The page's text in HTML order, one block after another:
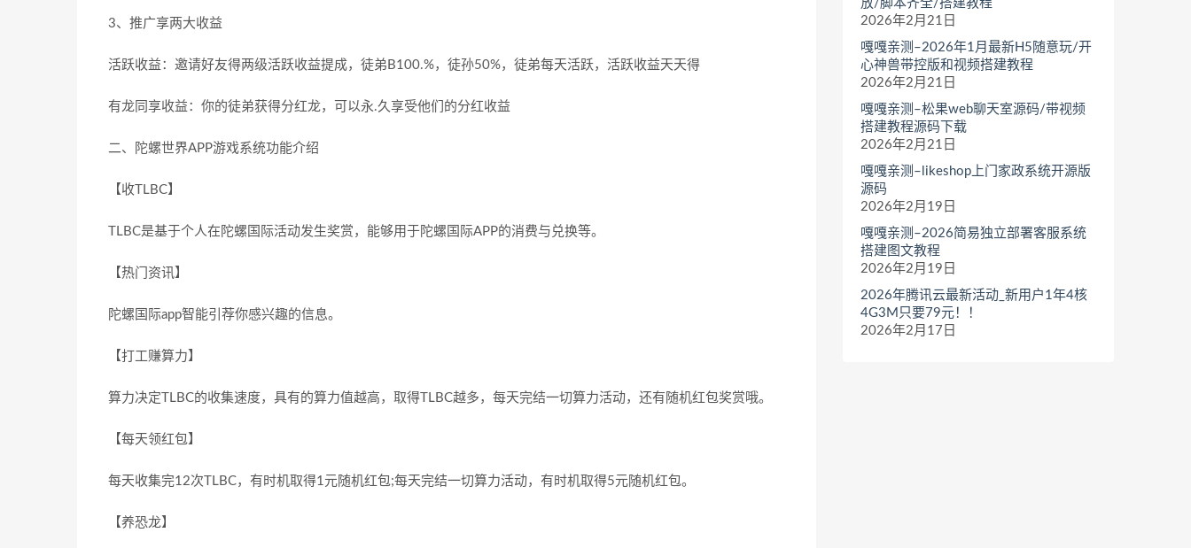
3、推广享两大收益
活跃收益：邀请好友得两级活跃收益提成，徒弟B100.%，徒孙50%，徒弟每天活跃，活跃收益天天得
有龙同享收益：你的徒弟获得分红龙，可以永.久享受他们的分红收益
二、陀螺世界APP游戏系统功能介绍
【收TLBC】
TLBC是基于个人在陀螺国际活动发生奖赏，能够用于陀螺国际APP的消费与兑换等。
【热门资讯】
陀螺国际app智能引荐你感兴趣的信息。
【打工赚算力】
算力决定TLBC的收集速度，具有的算力值越高，取得TLBC越多，每天完结一切算力活动，还有随机红包奖赏哦。
【每天领红包】
每天收集完12次TLBC，有时机取得1元随机红包;每天完结一切算力活动，有时机取得5元随机红包。
【养恐龙】
放/脚本齐全/搭建教程
2026年2月21日
嘎嘎亲测–2026年1月最新H5随意玩/开
心神兽带控版和视频搭建教程
2026年2月21日
嘎嘎亲测–松果web聊天室源码/带视频
搭建教程源码下载
2026年2月21日
嘎嘎亲测–likeshop上门家政系统开源版
源码
2026年2月19日
嘎嘎亲测–2026简易独立部署客服系统
搭建图文教程
2026年2月19日
2026年腾讯云最新活动_新用户1年4核
4G3M只要79元！！
2026年2月17日